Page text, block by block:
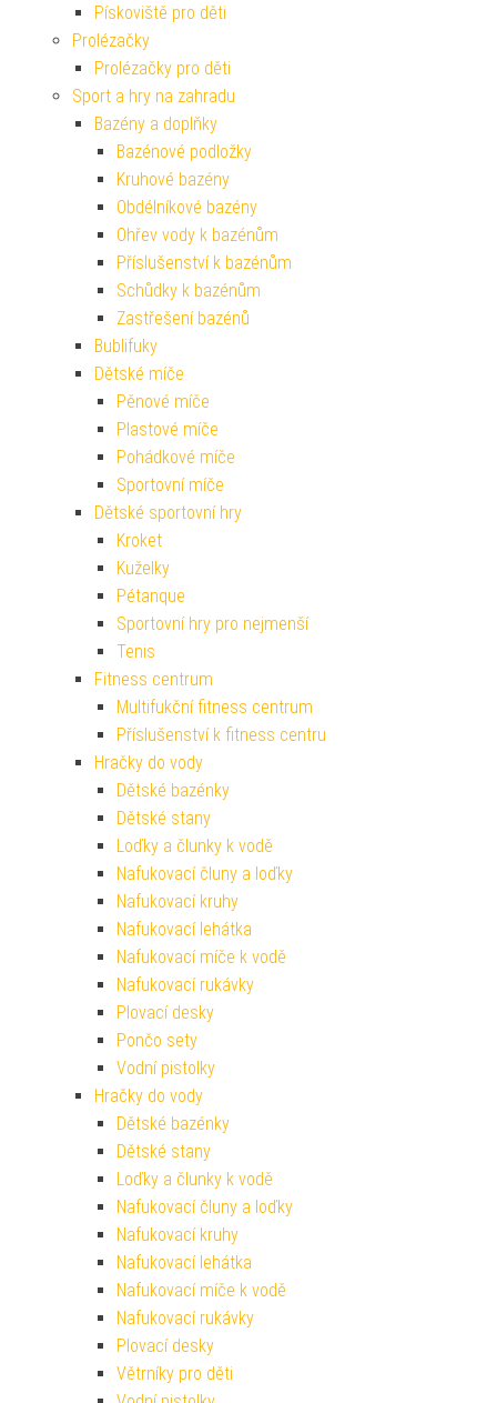
Pískoviště pro děti
Prolézačky
Prolézačky pro děti
Sport a hry na zahradu
Bazény a doplňky
Bazénové podložky
Kruhové bazény
Obdélníkové bazény
Ohřev vody k bazénům
Příslušenství k bazénům
Schůdky k bazénům
Zastřešení bazénů
Bublifuky
Dětské míče
Pěnové míče
Plastové míče
Pohádkové míče
Sportovní míče
Dětské sportovní hry
Kroket
Kuželky
Pétanque
Sportovní hry pro nejmenší
Tenis
Fitness centrum
Multifukční fitness centrum
Příslušenství k fitness centru
Hračky do vody
Dětské bazénky
Dětské stany
Loďky a člunky k vodě
Nafukovací čluny a loďky
Nafukovací kruhy
Nafukovací lehátka
Nafukovací míče k vodě
Nafukovací rukávky
Plovací desky
Pončo sety
Vodní pistolky
Hračky do vody
Dětské bazénky
Dětské stany
Loďky a člunky k vodě
Nafukovací čluny a loďky
Nafukovací kruhy
Nafukovací lehátka
Nafukovací míče k vodě
Nafukovací rukávky
Plovací desky
Větrníky pro děti